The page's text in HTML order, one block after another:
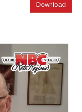
Download